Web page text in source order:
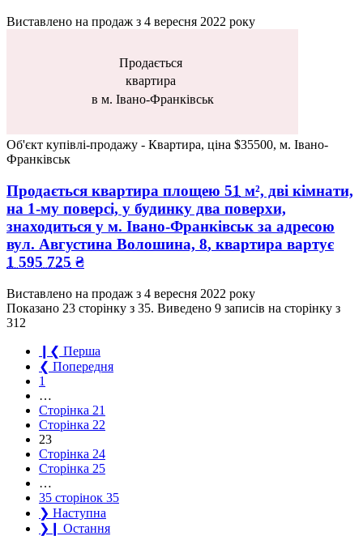
Виставлено на продаж з 4 вересня 2022 року
Продається
квартира
в м. Івано-Франківськ
Об'єкт купівлі-продажу - Квартира, ціна $35500, м. Івано-
Франківськ
Продається квартира площею 51 м², дві кімнати,
на 1-му поверсі, у будинку два поверхи,
знаходиться у м. Івано-Франківськ за адресою
вул. Августина Волошина, 8, квартира вартує
1 595 725 ₴
Виставлено на продаж з 4 вересня 2022 року
Показано 23 сторінку з 35. Виведено 9 записів на сторінку з
312
❙❮ Перша
❮ Попередня
1
…
Сторінка 21
Сторінка 22
23
Сторінка 24
Сторінка 25
…
35 сторінок 35
❯ Наступна
❯❙
Остання